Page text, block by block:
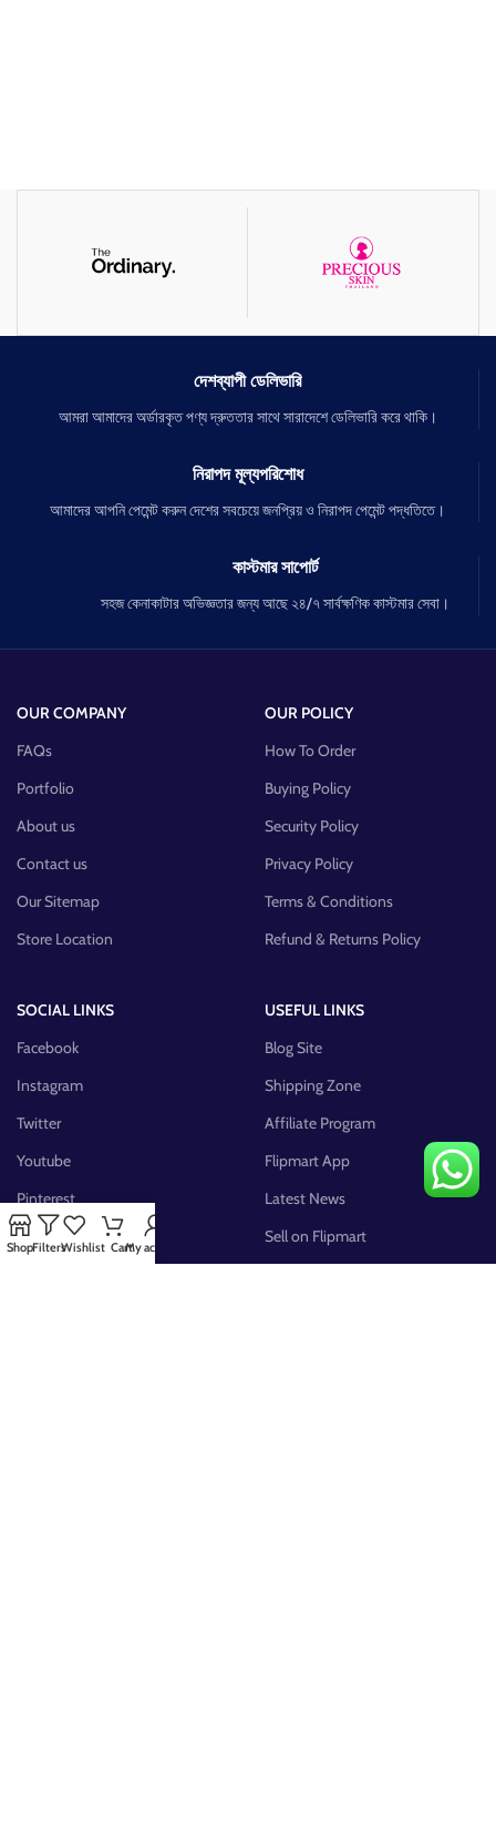
দেশব্যাপী ডেলিভারি
আমরা আমাদের অর্ডারকৃত পণ্য দ্রুততার সাথে সারাদেশে ডেলিভারি করে থাকি।
নিরাপদ মূল্যপরিশোধ
আমাদের আপনি পেমেন্ট করুন দেশের সবচেয়ে জনপ্রিয় ও নিরাপদ পেমেন্ট পদ্ধতিতে।
কাস্টমার সাপোর্ট
সহজ কেনাকাটার অভিজ্ঞতার জন্য আছে ২৪/৭ সার্বক্ষণিক কাস্টমার সেবা।
OUR COMPANY
FAQs
Portfolio
About us
Contact us
Our Sitemap
Store Location
OUR POLICY
How To Order
Buying Policy
Security Policy
Privacy Policy
Terms & Conditions
Refund & Returns Policy
SOCIAL LINKS
Facebook
Instagram
Twitter
Youtube
Pinterest
FB Group
USEFUL LINKS
Blog Site
Shipping Zone
Affiliate Program
Flipmart App
Latest News
Sell on Flipmart
ShopFiltersWishlist CartMy account